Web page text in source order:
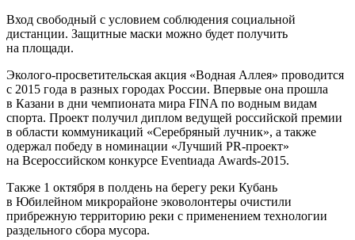
Вход свободный с условием соблюдения социальной
дистанции. Защитные маски можно будет получить
на площади.
Эколого-просветительская акция «Водная Аллея» проводится
с 2015 года в разных городах России. Впервые она прошла
в Казани в дни чемпионата мира FINA по водным видам
спорта. Проект получил диплом ведущей российской премии
в области коммуникаций «Серебряный лучник», а также
одержал победу в номинации «Лучший PR-проект»
на Всероссийском конкурсе Eventиада Awards-2015.
Также 1 октября в полдень на берегу реки Кубань
в Юбилейном микрорайоне эковолонтеры очистили
прибрежную территорию реки с применением технологии
раздельного сбора мусора.